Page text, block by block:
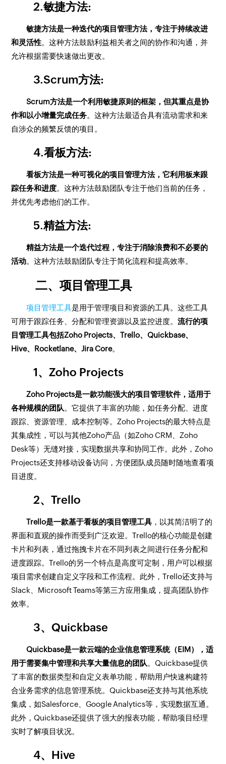
2.敏捷方法:
敏捷方法是一种迭代的项目管理方法，专注于持续改进
和灵活性。这种方法鼓励利益相关者之间的协作和沟通，并
允许根据需要快速做出更改。
3.Scrum方法:
Scrum方法是一个利用敏捷原则的框架，但其重点是协
作和以小增量完成任务。这种方法最适合具有流动需求和来
自涉众的频繁反馈的项目。
4.看板方法:
看板方法是一种可视化的项目管理方法，它利用板来跟
踪任务和进度。这种方法鼓励团队专注于他们当前的任务，
并优先考虑他们的工作。
5.精益方法:
精益方法是一个迭代过程，专注于消除浪费和不必要的
活动。这种方法鼓励团队专注于简化流程和提高效率。
二、项目管理工具
项目管理工具是用于管理项目和资源的工具。这些工具
可用于跟踪任务、分配和管理资源以及监控进度。流行的项
目管理工具包括Zoho Projects、Trello、Quickbase、
Hive、Rocketlane、Jira Core。
1、Zoho Projects
Zoho Projects是一款功能强大的项目管理软件，适用于
各种规模的团队。它提供了丰富的功能，如任务分配、进度
跟踪、资源管理、成本控制等。Zoho Projects的最大特点是
其集成性，可以与其他Zoho产品（如Zoho CRM、Zoho
Desk等）无缝对接，实现数据共享和协同工作。此外，Zoho
Projects还支持移动设备访问，方便团队成员随时随地查看项
目进度。
2、Trello
Trello是一款基于看板的项目管理工具 ，以其简洁明了的
界面和直观的操作而受到广泛欢迎。Trello的核心功能是创建
卡片和列表，通过拖拽卡片在不同列表之间进行任务分配和
进度跟踪。Trello的另一个特点是高度可定制，用户可以根据
项目需求创建自定义字段和工作流程。此外，Trello还支持与
Slack、Microsoft Teams等第三方应用集成，提高团队协作
效率。
3、Quickbase
Quickbase是一款云端的企业信息管理系统（EIM），适
用于需要集中管理和共享大量信息的团队。Quickbase提供
了丰富的数据类型和自定义表单功能，帮助用户快速构建符
合业务需求的信息管理系统。Quickbase还支持与其他系统
集成，如Salesforce、Google Analytics等，实现数据互通。
此外，Quickbase还提供了强大的报表功能，帮助项目经理
实时了解项目状况。
4、Hive